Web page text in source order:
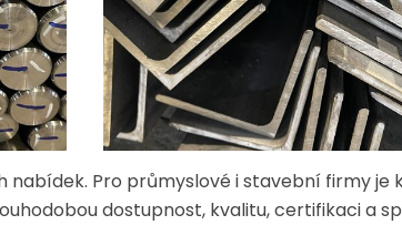
Pro průmyslové i stavební firmy je
dostupnost, kvalitu, certifikaci a